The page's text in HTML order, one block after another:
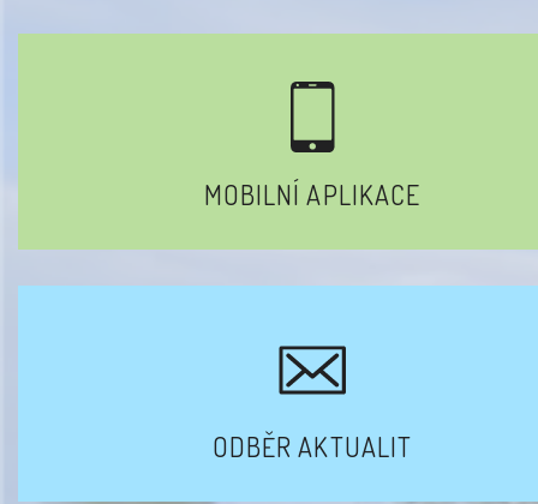
MOBILNÍ APLIKACE
ODBĚR AKTUALIT